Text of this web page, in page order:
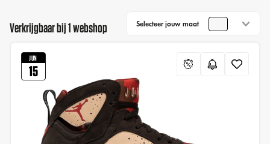
Verkrijgbaar bij 1 webshop Selecteer jouw maat
JUN
15